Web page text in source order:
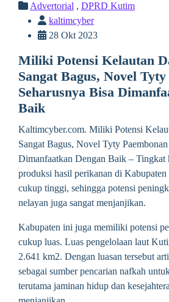
Advertorial , DPRD Kutim
kaltimcyber
28 Okt 2023
Miliki Potensi Kelautan
Sangat Bagus, Novel
Seharusnya Bisa
Baik
Kaltimcyber.com. Miliki Potensi
Sangat Bagus, Novel Tyty
Dimanfaatkan Dengan Baik – Tingkat
produksi hasil perikanan di
cukup tinggi, sehingga potensi
nelayan juga sangat menjanjikan.
Kabupaten ini juga memiliki potensi
cukup luas. Luas pengelolaan laut
2.641 km2. Dengan luasan tersebut
sebagai sumber pencarian nafkah
terutama jaminan hidup dan